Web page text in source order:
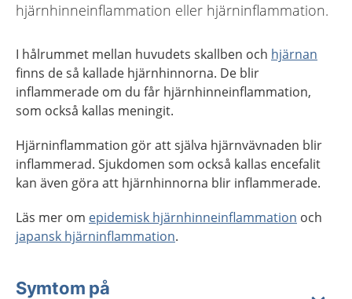
hjärnhinneinflammation eller hjärninflammation.
I hålrummet mellan huvudets skallben och hjärnan
finns de så kallade hjärnhinnorna. De blir
inflammerade om du får hjärnhinneinflammation,
som också kallas meningit.
Hjärninflammation gör att själva hjärnvävnaden blir
inflammerad. Sjukdomen som också kallas encefalit
kan även göra att hjärnhinnorna blir inflammerade.
Läs mer om epidemisk hjärnhinneinflammation och
japansk hjärninflammation.
Symtom på